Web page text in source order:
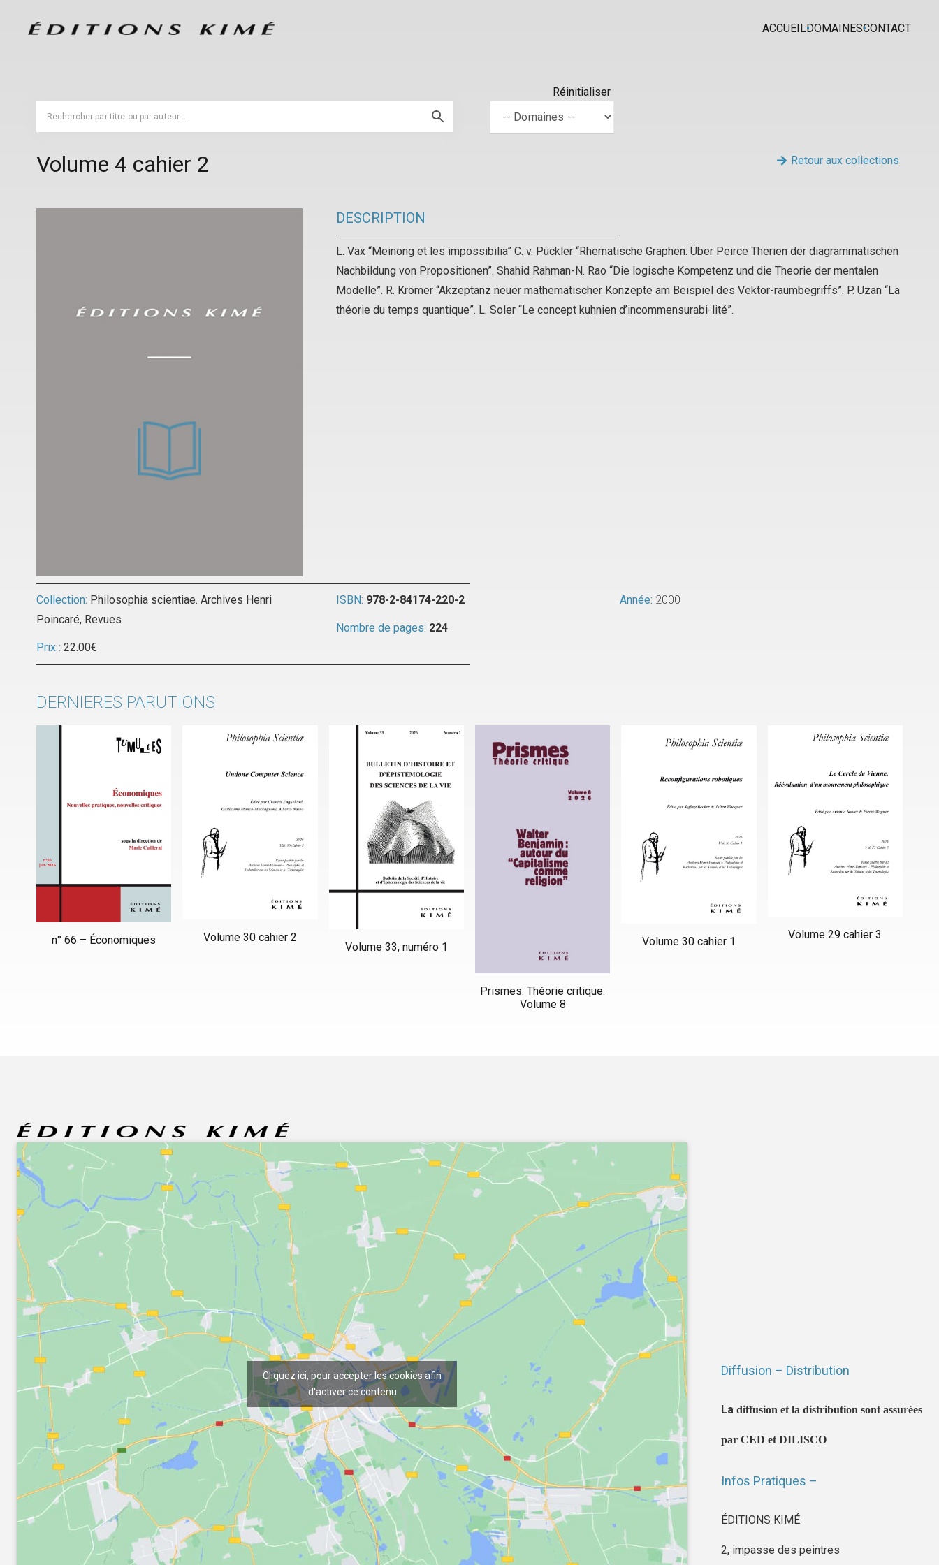
ACCUEILDOMAINESCONTACT
Réinitialiser
Volume 4 cahier 2 Retour aux collections
DESCRIPTION
L. Vax “Meinong et les impossibilia” C. v. Pückler “Rhematische Graphen: Über Peirce Therien der diagrammatischen
Nachbildung von Propositionen”. Shahid Rahman-N. Rao “Die logische Kompetenz und die Theorie der mentalen
Modelle”. R. Krömer “Akzeptanz neuer mathematischer Konzepte am Beispiel des Vektor-raumbegriffs”. P. Uzan “La
théorie du temps quantique”. L. Soler “Le concept kuhnien d’incommensurabi-lité”.
Collection: Philosophia scientiae. Archives Henri
Poincaré, Revues
Prix : 22.00€
ISBN: 978-2-84174-220-2 Année: 2000
Nombre de pages: 224
DERNIERES PARUTIONS
n° 66 – Économiques Volume 30 cahier 2
Volume 33, numéro 1
Prismes. Théorie critique.
Volume 8
Volume 30 cahier 1
Volume 29 cahier 3
Cliquez ici, pour accepter les cookies afin
d'activer ce contenu
Diffusion – Distribution
La diffusion et la distribution sont assurées
par CED et DILISCO
Infos Pratiques –
ÉDITIONS KIMÉ
2, impasse des peintres